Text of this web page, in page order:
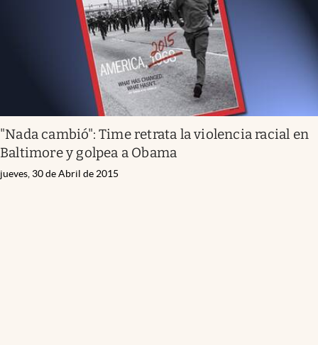
"Nada cambió": Time retrata la violencia racial en
Baltimore y golpea a Obama
jueves, 30 de Abril de 2015